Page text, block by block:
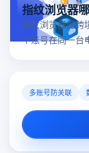
指纹浏览器
指纹浏览器是跨
个账号在同一台
多账号防关联